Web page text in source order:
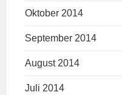
Oktober 2014
September 2014
August 2014
Juli 2014